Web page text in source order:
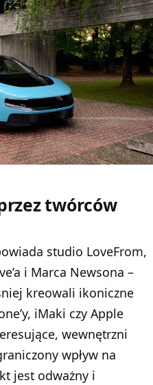
twórców
studio LoveFrom,
i Marca Newsona –
kreowali ikoniczne
iMaki czy Apple
wewnętrzni
wpływ na
jest odważny i